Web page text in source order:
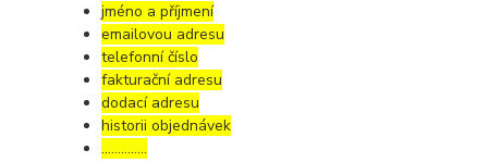
jméno a příjmení
emailovou adresu
telefonní číslo
fakturační adresu
dodací adresu
historii objednávek
…………..